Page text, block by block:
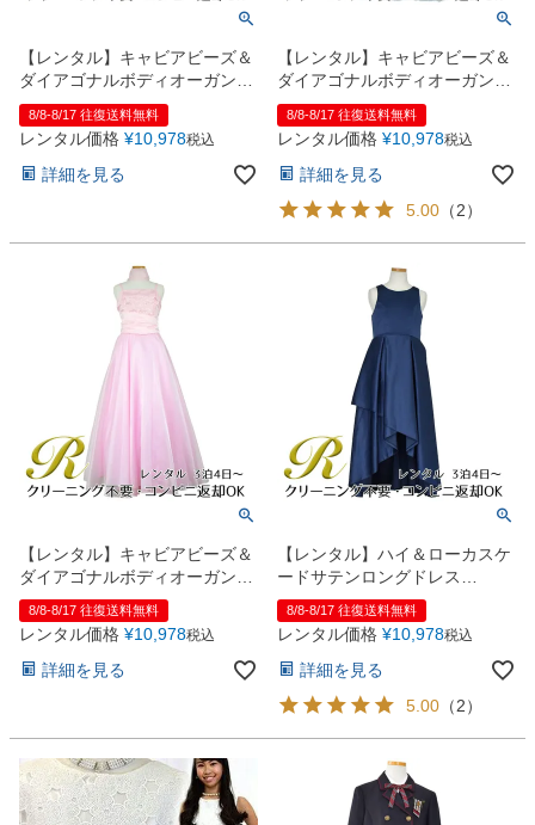
【レンタル】キャビアビーズ＆
ダイアゴナルボディオーガンジ
ースカートドレス（HC1568）
ライラック
8/8-8/17 往復送料無料
レンタル価格 ¥10,978税込
詳細を見る
【レンタル】キャビアビーズ＆
ダイアゴナルボディオーガンジ
ースカートドレス（HC1568）
ベビーブルー
8/8-8/17 往復送料無料
レンタル価格 ¥10,978税込
詳細を見る
5.00 （2）
【レンタル】キャビアビーズ＆
ダイアゴナルボディオーガンジ
ースカートドレス（HC1568）
ピンク
8/8-8/17 往復送料無料
レンタル価格 ¥10,978税込
詳細を見る
【レンタル】ハイ＆ローカスケ
ードサテンロングドレス
（YP223） ネイビー
8/8-8/17 往復送料無料
レンタル価格 ¥10,978税込
詳細を見る
5.00 （2）